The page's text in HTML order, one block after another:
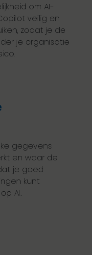
om AI-
veilig en
zodat je de
je organisatie
gegevens
en waar de
je goed
kunt
AI.